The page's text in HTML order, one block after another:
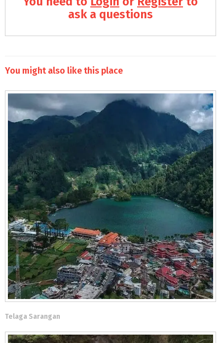
ask a questions
You might also like this place
Telaga Sarangan